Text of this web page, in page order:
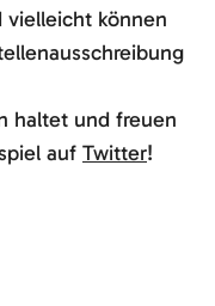
vielleicht können
haltet und freuen
auf Twitter!